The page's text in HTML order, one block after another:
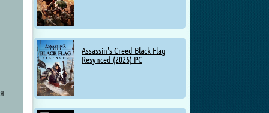
Assassin's Creed Black Flag
Resynced (2026) PC